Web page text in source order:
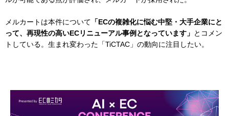
メルカートは本件について 「ECの複雑化に悩む中堅・大手企業にと
って、再現性の高いECリニューアル事例となっています」 とコメン
トしている。生まれ変わった「TiCTAC」の動向に注目したい。